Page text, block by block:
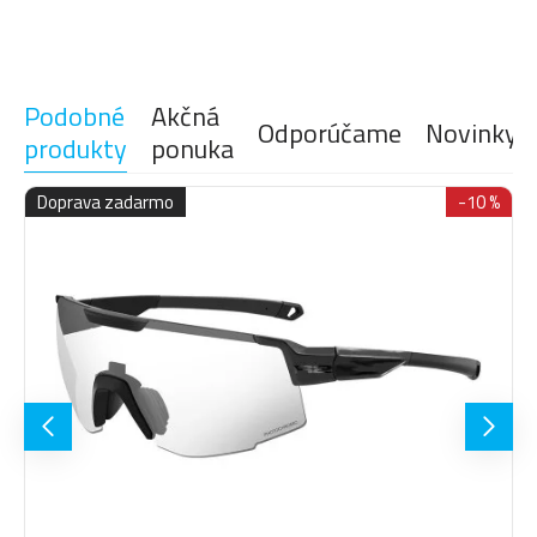
Fotochromatizácia
Automatické zatmavovanie
a zosvetľovanie šošoviek
podľa intenzity slnečného
Protišmykové
plochy
straničky zamedzujú
skĺzavaniu okuliarov, ktoré
perfektne držia na tvári.
Upraviteľný
nosník
Nosník je možné rýchlo a
jednoducho prispôsobiť
tvaru nosa.
Podobné
produkty
Akčná
ponuka Odporúčame Novinky
Doprava zadarmo -10 %